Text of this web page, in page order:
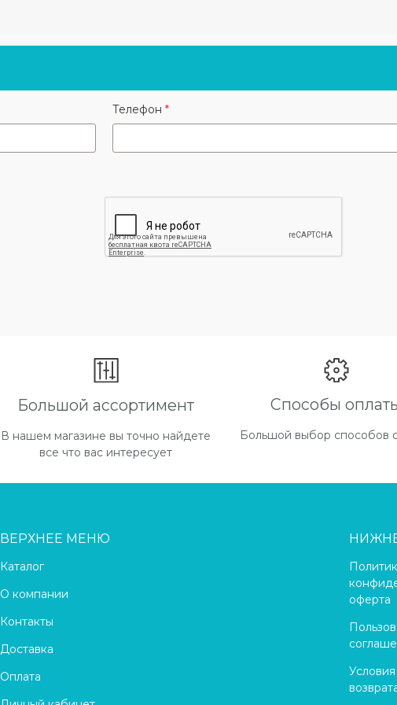
Марина - +7 (966) 146-44-
Или оставьте свои
вами в течении 30 минут.
Телефон
Большой ассортимент
В нашем магазине вы точно найдете
все что вас интересует
Способы
Большой выбор способов
ВЕРХНЕЕ МЕНЮ
Каталог
О компании
Контакты
Доставка
Оплата
оферта